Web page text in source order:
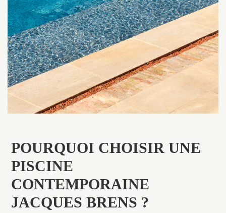
POURQUOI CHOISIR UNE
PISCINE
CONTEMPORAINE
JACQUES BRENS ?